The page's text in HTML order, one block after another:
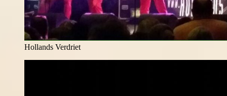
Hollands Verdriet